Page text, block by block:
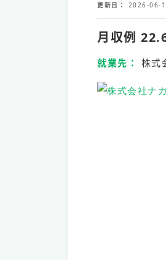
更新日 2026-06-
月収例
就業先 株式